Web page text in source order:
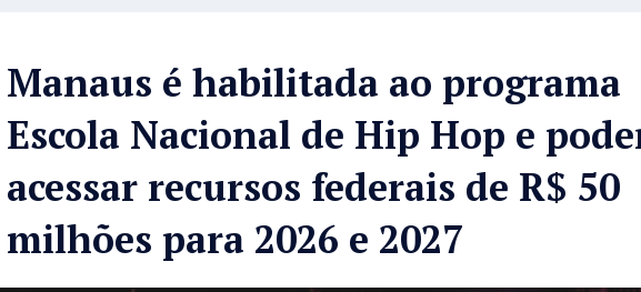
Manaus é habilitada ao programa
Escola Nacional de Hip Hop e
acessar recursos federais de R$ 50
milhões para 2026 e 2027